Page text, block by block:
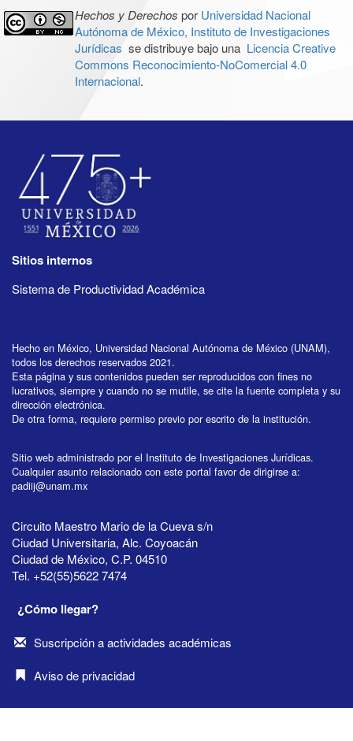
Hechos y Derechos por Universidad Nacional
Autónoma de México, Instituto de Investigaciones
Jurídicas se distribuye bajo una Licencia Creative
Commons Reconocimiento-NoComercial 4.0
Internacional.
Sitios internos
Sistema de Productividad Académica
Hecho en México, Universidad Nacional Autónoma de México (UNAM),
todos los derechos reservados 2021.
Esta página y sus contenidos pueden ser reproducidos con fines no
lucrativos, siempre y cuando no se mutile, se cite la fuente completa y su
dirección electrónica.
De otra forma, requiere permiso previo por escrito de la institución.
Sitio web administrado por el Instituto de Investigaciones Jurídicas.
Cualquier asunto relacionado con este portal favor de dirigirse a:
padiij@unam.mx
Circuito Maestro Mario de la Cueva s/n
Ciudad Universitaria, Alc. Coyoacán
Ciudad de México, C.P. 04510
Tel. +52(55)5622 7474
¿Cómo llegar?
Suscripción a actividades académicas
Aviso de privacidad